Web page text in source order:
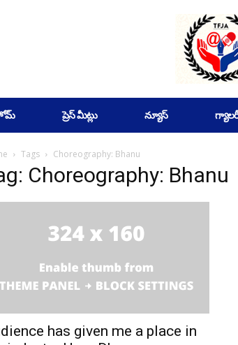
ప్రెస్ మీట్లు న్యూస్ గ్యాలరీ
Tags Choreography: Bhanu
Choreography: Bhanu
has given me a place in